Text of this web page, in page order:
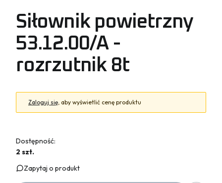
Siłownik powietrzny
53.12.00/A -
rozrzutnik 8t
Zaloguj się, aby wyświetlić cenę produktu
Dostępność:
2 szt.
Zapytaj o produkt